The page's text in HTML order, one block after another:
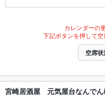
カレンダーの
下記ボタンを押して空
空席
宮崎居酒屋 元気屋台なんで